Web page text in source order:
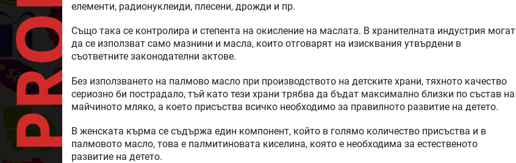
елементи, радионуклеиди, плесени, дрожди и пр.
Също така се контролира и степента на окисление на маслата. В хранителната индустрия могат
да се използват само мазнини и масла, които отговарят на изисквания утвърдени в
съответните законодателни актове.
Без използването на палмово масло при производството на детските храни, тяхното качество
сериозно би пострадало, тъй като тези храни трябва да бъдат максимално близки по състав на
майчиното мляко, а което присъства всичко необходимо за правилното развитие на детето.
В женската кърма се съдържа един компонент, който в голямо количество присъства и в
палмовото масло, това е палмитиновата киселина, която е необходима за естественото
развитие на детето.